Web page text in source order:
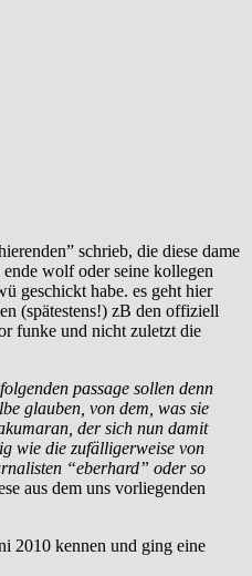
schrieb, die diese dame
wolf oder seine kollegen
geschickt habe. es geht hier
(spätestens!) zB den offiziell
funke und nicht zuletzt die
passage sollen denn
glauben, von dem, was sie
der sich nun damit
wie die zufälligerweise von
“eberhard” oder so
aus dem uns vorliegenden
2010 kennen und ging eine